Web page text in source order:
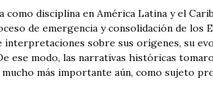
disciplina en América Latina y el
de emergencia y consolidación de los
sobre sus orígenes, su
ese modo, las narrativas históricas
mucho más importante aún, como sujeto